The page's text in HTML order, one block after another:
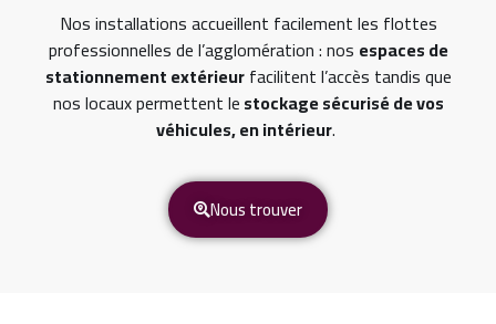
Nos installations accueillent facilement les flottes
professionnelles de l’agglomération : nos espaces de
stationnement extérieurfacilitent l’accès tandis que
nos locaux permettent lestockage sécurisé de vos
véhicules, en intérieur.
Nous trouver